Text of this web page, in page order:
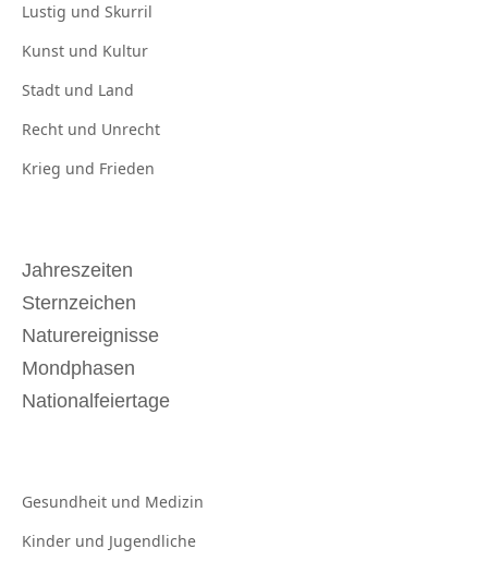
Lustig und Skurril
Kunst und Kultur
Stadt und Land
Recht und Unrecht
Krieg und Frieden
Jahreszeiten
Sternzeichen
Naturereignisse
Mondphasen
Nationalfeiertage
Gesundheit und Medizin
Kinder und Jugendliche